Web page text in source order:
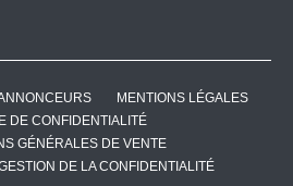
MENTIONS LÉGALES
DE CONFIDENTIALITÉ
GÉNÉRALES DE VENTE
DE LA CONFIDENTIALITÉ